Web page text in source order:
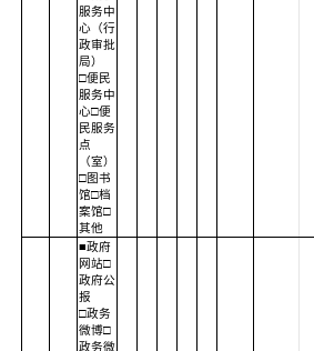
服务中
心（行
政审批
局）
□便民
服务中
心□便
民服务
点
（室）
□图书
馆□档
案馆□
其他
■政府
网站□
政府公
报
□政务
微博□
政务微